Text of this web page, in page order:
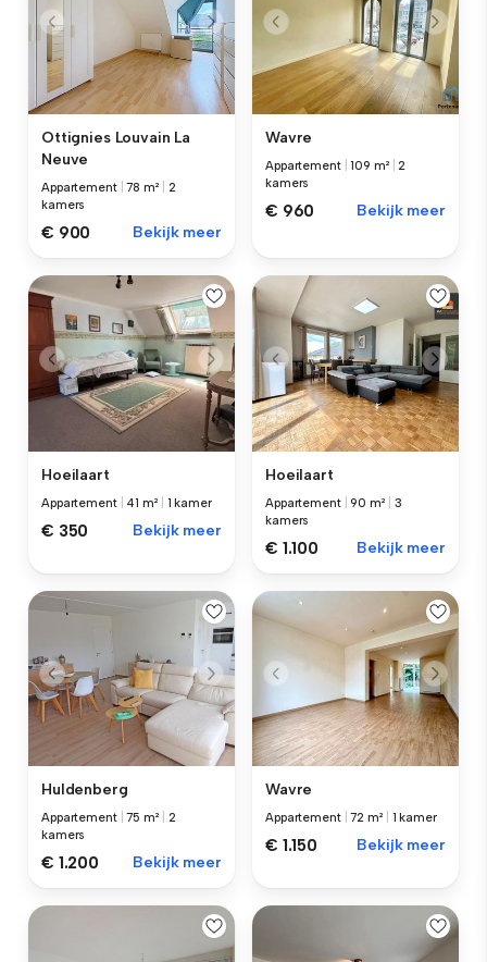
Ottignies Louvain La
Neuve
Appartement |78 m²
2
kamers
€ 900 Bekijk meer
Wavre
Appartement |109 m² |2
kamers
€ 960 Bekijk meer
Hoeilaart
Appartement 41 m² 1 kamer
€ 350 Bekijk meer
Hoeilaart
Appartement |90 m²
3
kamers
€ 1.100 Bekijk meer
Huldenberg
Appartement |75 m²
2
kamers
€ 1.200 Bekijk meer
Wavre
Appartement |72 m² 1 kamer
€ 1.150 Bekijk meer